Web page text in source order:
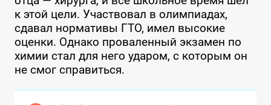
к этой цели. Участвовал в олимпиадах,
сдавал нормативы ГТО, имел высокие
оценки. Однако проваленный экзамен по
химии стал для него ударом, с которым он
не смог справиться.